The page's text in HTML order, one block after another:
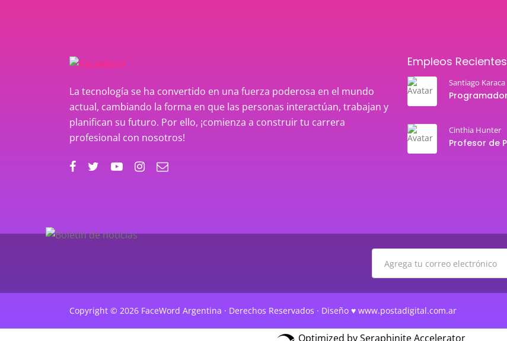
La tecnología se ha convertido en una fuerza poderosa en el mundo
actual, cambiando la forma en que las personas interactúan, trabajan y
planifican su futuro. Por ello, ¡comienza a construir tu carrera
profesional con nosotros!
Empleos Recientes
Santiago Karaca
Cinthia Hunter
Copyright © 2026 FaceWord Argentina · Derechos Reservados · Diseño ♥ www.postadigital.com.ar
Optimized by Seraphinite Accelerator